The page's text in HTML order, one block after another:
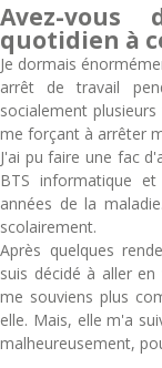
Avez-
quotidien à
Je dormais
arrêt de travail
socialement
me forçant à arrêter
J'ai pu faire une fac
BTS informatique
années de la
scolairement.
Après quelques
suis décidé à aller
me souviens plus
elle. Mais, elle m'a
malheureusement,